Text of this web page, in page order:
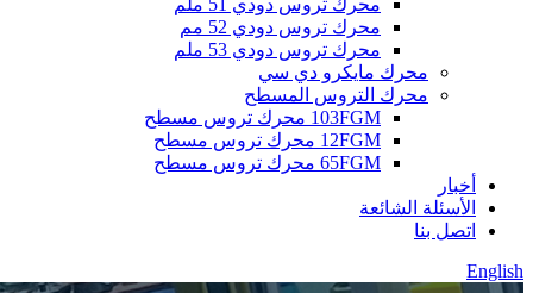
محرك تروس دودي 51 ملم
محرك تروس دودي 52 مم
محرك تروس دودي 53 ملم
محرك مايكرو دي سي
محرك التروس المسطح
103FGM محرك تروس مسطح
12FGM محرك تروس مسطح
65FGM محرك تروس مسطح
أخبار
الأسئلة الشائعة
اتصل بنا
English